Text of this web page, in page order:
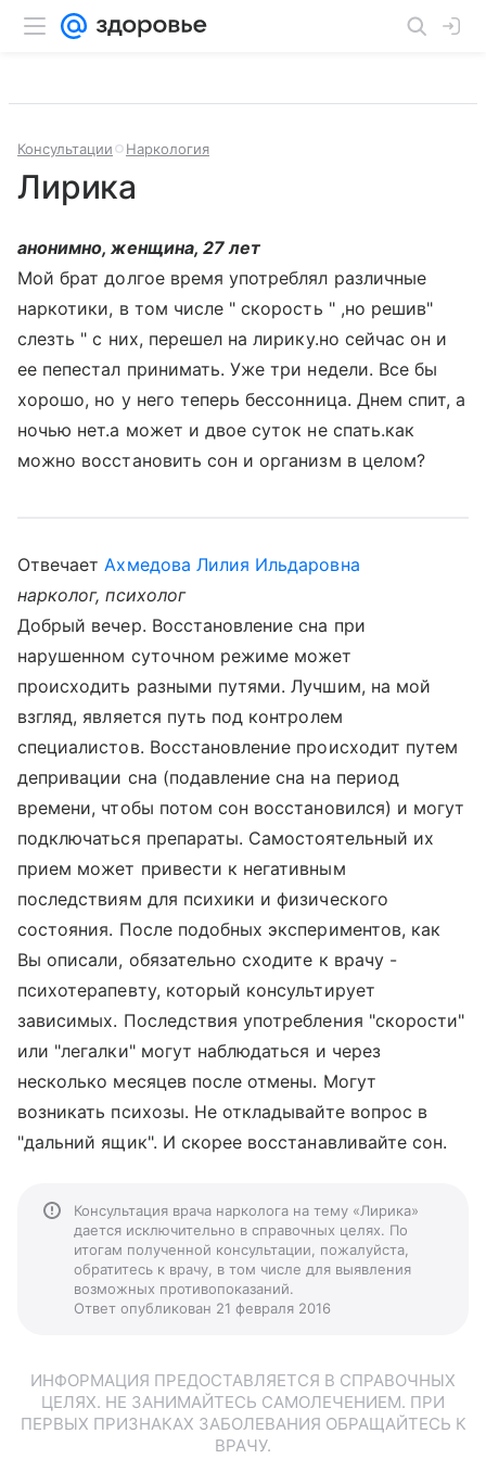
Консультации Наркология
Лирика
анонимно, женщина, 27 лет
Мой брат долгое время употреблял различные
наркотики, в том числе " скорость " ,но решив"
слезть " с них, перешел на лирику.но сейчас он и
ее пепестал принимать. Уже три недели. Все бы
хорошо, но у него теперь бессонница. Днем спит, а
ночью нет.а может и двое суток не спать.как
можно восстановить сон и организм в целом?
ОтвечаетАхмедова Лилия Ильдаровна
нарколог, психолог
Добрый вечер. Восстановление сна при
нарушенном суточном режиме может
происходить разными путями. Лучшим, на мой
взгляд, является путь под контролем
специалистов. Восстановление происходит путем
депривации сна (подавление сна на период
времени, чтобы потом сон восстановился) и могут
подключаться препараты. Самостоятельный их
прием может привести к негативным
последствиям для психики и физического
состояния. После подобных экспериментов, как
Вы описали, обязательно сходите к врачу -
психотерапевту, который консультирует
зависимых. Последствия употребления "скорости"
или "легалки" могут наблюдаться и через
несколько месяцев после отмены. Могут
возникать психозы. Не откладывайте вопрос в
"дальний ящик". И скорее восстанавливайте сон.
Консультация врача нарколога на тему «Лирика»
дается исключительно в справочных целях. По
итогам полученной консультации, пожалуйста,
обратитесь к врачу, в том числе для выявления
возможных противопоказаний.
Ответ опубликован 21 февраля 2016
ИНФОРМАЦИЯ ПРЕДОСТАВЛЯЕТСЯ В СПРАВОЧНЫХ
ЦЕЛЯХ. НЕ ЗАНИМАЙТЕСЬ САМОЛЕЧЕНИЕМ. ПРИ
ПЕРВЫХ ПРИЗНАКАХ ЗАБОЛЕВАНИЯ ОБРАЩАЙТЕСЬ К
ВРАЧУ.